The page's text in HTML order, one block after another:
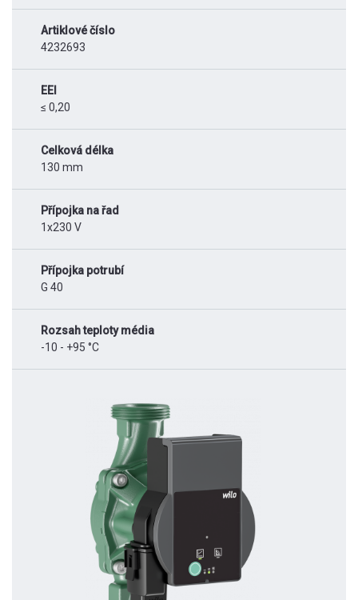
Artiklové číslo
4232693
EEI
≤ 0,20
Celková délka
130 mm
Přípojka na řad
1x230 V
Přípojka potrubí
G 40
Rozsah teploty média
-10 - +95 °C